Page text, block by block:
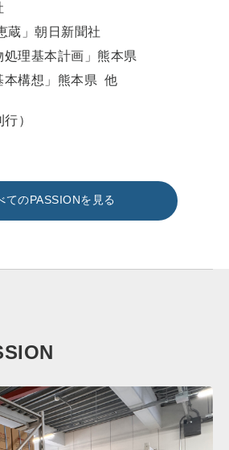
蔵」朝日新聞社
処理基本計画」熊本県
本構想」熊本県 他
）
てのPASSIONを見る